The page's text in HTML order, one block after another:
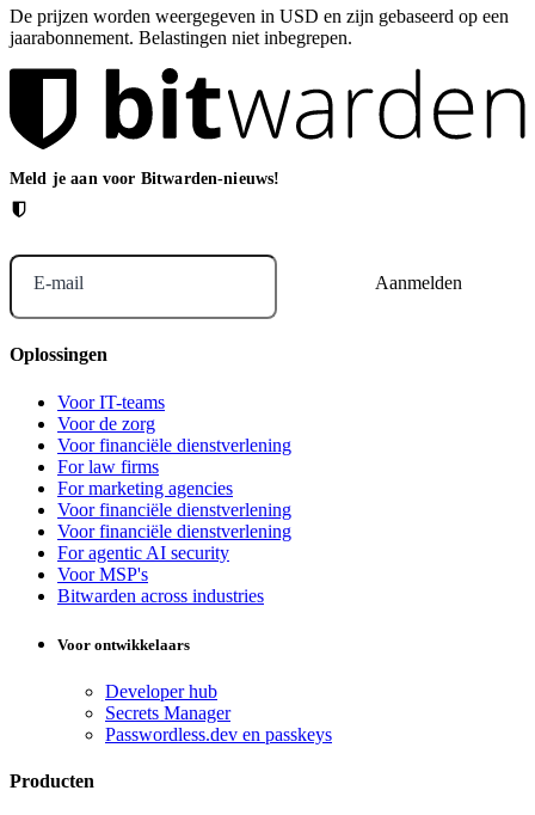
De prijzen worden weergegeven in USD en zijn gebaseerd op een
jaarabonnement. Belastingen niet inbegrepen.
Meld je aan voor Bitwarden-nieuws!
E-mail
Oplossingen
Voor IT-teams
Voor de zorg
Voor financiële dienstverlening
For law firms
For marketing agencies
Voor financiële dienstverlening
Voor financiële dienstverlening
For agentic AI security
Voor MSP's
Bitwarden across industries
Voor ontwikkelaars
Developer hub
Secrets Manager
Passwordless.dev en passkeys
Producten